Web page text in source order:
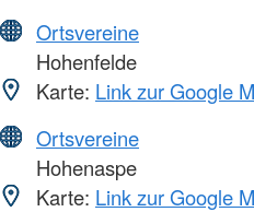
Ortsvereine
Hohenfelde
Karte: Link zur Google
Ortsvereine
Hohenaspe
Karte: Link zur Google